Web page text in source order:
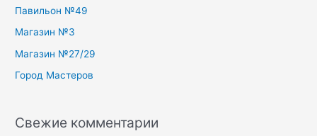
f
o
Павильон №49
Магазин №3
Магазин №27/29
Город Мастеров
Свежие комментарии